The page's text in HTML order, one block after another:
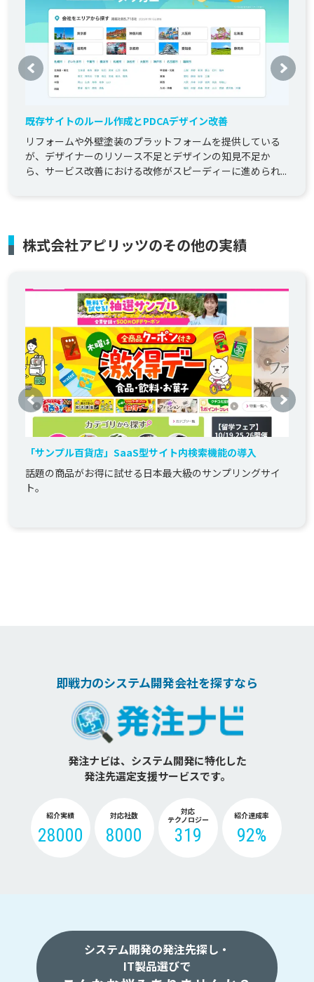
既存サイトのルール作成とPDCAデザイン改善
リフォームや外壁塗装のプラットフォームを提供している
が、デザイナーのリソース不足とデザインの知見不足か
ら、サービス改善における改修がスピーディーに進められ...
株式会社アピリッツのその他の実績
「サンプル百貨店」SaaS型サイト内検索機能の導入
話題の商品がお得に試せる日本最大級のサンプリングサイ
ト。
即戦力のシステム開発会社を探すなら
発注ナビは、システム開発に特化した
発注先選定支援サービスです。
紹介実績
28000
対応社数
8000
対応
テクノロジー
319
紹介達成率
92%
システム開発の発注先探し・
IT製品選びで